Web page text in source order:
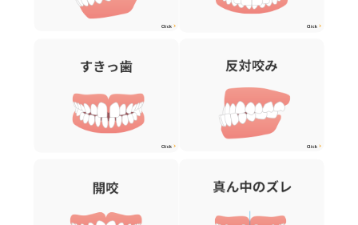
Click Click
Click Click